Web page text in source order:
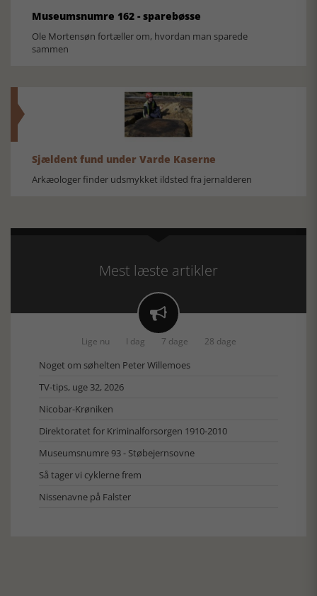
Museumsnumre 162 - sparebøsse
Ole Mortensøn fortæller om, hvordan man sparede
sammen
Sjældent fund under Varde Kaserne
Arkæologer finder udsmykket ildsted fra jernalderen
Mest læste artikler

Lige nu I dag 7 dage 28 dage
Noget om søhelten Peter Willemoes
TV-tips, uge 32, 2026
Nicobar-Krøniken
Direktoratet for Kriminalforsorgen 1910-2010
Museumsnumre 93 - Støbejernsovne
Så tager vi cyklerne frem
Nissenavne på Falster